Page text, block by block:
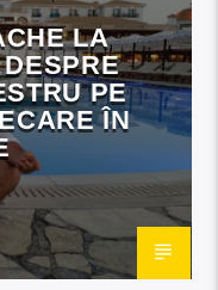
LA
PE
ÎN